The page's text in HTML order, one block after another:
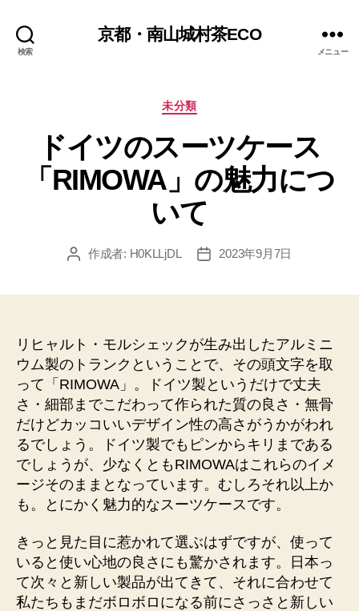
検索
京都・南山城村茶ECO
メニュー
カ
ー
未分類
ドイツのスーツケース
「RIMOWA」の魅力につ
いて
投 作成者: H0KLLjDL
投
2023年9月7日
リヒャルト・モルシェックが生み出したアルミニ
ウム製のトランクということで、その頭文字を取
って「RIMOWA」。ドイツ製というだけで丈夫
さ・細部までこだわって作られた質の良さ・無骨
だけどカッコいいデザイン性の高さがうかがわれ
るでしょう。ドイツ製でもピンからキリまである
でしょうが、少なくともRIMOWAはこれらのイメ
ージそのままとなっています。むしろそれ以上か
も。とにかく魅力的なスーツケースです。
きっと見た目に惹かれて選ぶはずですが、使って
いると使い心地の良さにも驚かされます。日本っ
て次々と新しい製品が出てきて、それに合わせて
私たちもまだボロボロになる前にさっさと新しい